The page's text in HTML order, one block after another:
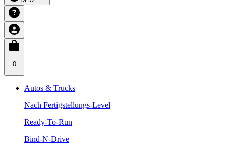
0
Autos & Trucks
Nach Fertigstellungs-Level
Ready-To-Run
Bind-N-Drive